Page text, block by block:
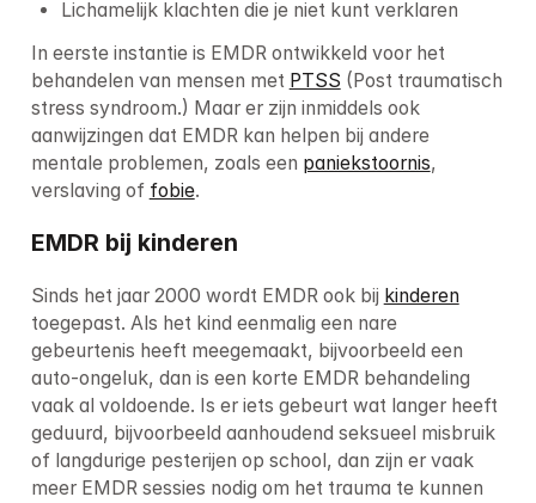
Lichamelijk klachten die je niet kunt verklaren
In eerste instantie is EMDR ontwikkeld voor het
behandelen van mensen met PTSS (Post traumatisch
stress syndroom.) Maar er zijn inmiddels ook
aanwijzingen dat EMDR kan helpen bij andere
mentale problemen, zoals een paniekstoornis,
verslaving of fobie.
EMDR bij kinderen
Sinds het jaar 2000 wordt EMDR ook bij kinderen
toegepast. Als het kind eenmalig een nare
gebeurtenis heeft meegemaakt, bijvoorbeeld een
auto-ongeluk, dan is een korte EMDR behandeling
vaak al voldoende. Is er iets gebeurt wat langer heeft
geduurd, bijvoorbeeld aanhoudend seksueel misbruik
of langdurige pesterijen op school, dan zijn er vaak
meer EMDR sessies nodig om het trauma te kunnen